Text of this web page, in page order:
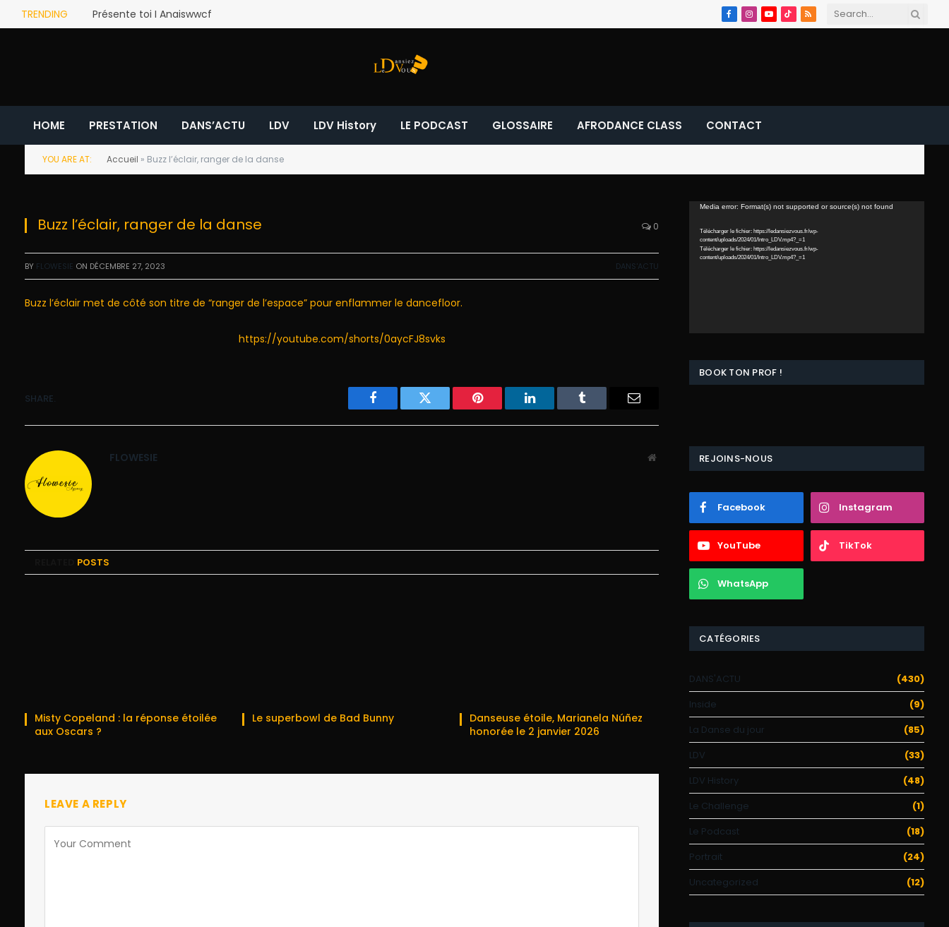
TRENDING Présente toi I Anaiswwcf Facebook
Instagram
YouTube
TikTok
RSS
HOME PRESTATION DANS’ACTU LDV LDV History LE PODCAST GLOSSAIRE AFRODANCE CLASS CONTACT
YOU ARE AT: Accueil » Buzz l’éclair, ranger de la danse
Buzz l’éclair, ranger de la danse 0
BY FLOWESIE ON DÉCEMBRE 27, 2023 DANS'ACTU
Buzz l’éclair met de côté son titre de “ranger de l’espace” pour enflammer le dancefloor.
https://youtube.com/shorts/0aycFJ8svks
SHARE.
Facebook Twitter Pinterest LinkedIn Tumblr
FLOWESIE Website
POSTS
Misty Copeland : la réponse étoilée
aux Oscars ?
Le superbowl de Bad Bunny
Danseuse étoile, Marianela Núñez
honorée le 2 janvier 2026
LEAVE A REPLY
Lecteur
Media error: Format(s) not supported or source(s) not found
Télécharger le fichier: https://ledansiezvous.fr/wp-
content/uploads/2024/01/Intro_LDV.mp4?_=1
Télécharger le fichier: https://ledansiezvous.fr/wp-
content/uploads/2024/01/Intro_LDV.mp4?_=1
BOOK TON PROF !
REJOINS-NOUS
Facebook Instagram
YouTube TikTok
WhatsApp
CATÉGORIES
DANS'ACTU
(430)
Inside
(9)
La Danse du jour
(85)
LDV
(33)
LDV History
(48)
Le Challenge
(1)
Le Podcast
(18)
Portrait
(24)
Uncategorized
(12)